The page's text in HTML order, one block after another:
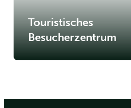
Touristisches
Besucherzentrum